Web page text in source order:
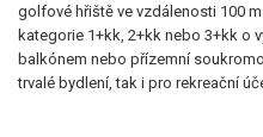
golfové hřiště ve vzdálenosti 100
kategorie 1+kk, 2+kk nebo 3+kk o
balkónem nebo přízemní
trvalé bydlení, tak i pro rekreační